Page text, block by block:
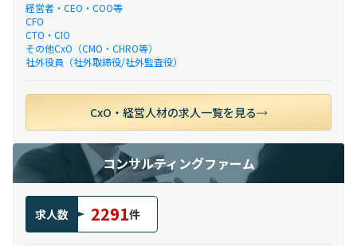
経営者・CEO・COO等
CFO
CTO・CIO
その他CxO（CMO・CHRO等）
社外役員（社外取締役/社外監査役）
CxO・経営人材の求人一覧を見る
コンサルティングファーム
求人数 2291件